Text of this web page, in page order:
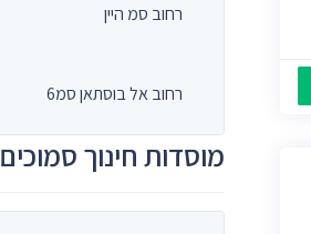
רחוב סמ היין
רחוב אל בוסתאן סמ6
מוסדות חינוך סמוכים